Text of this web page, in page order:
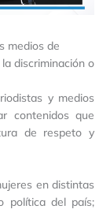
medios de
discriminación o
y medios
contenidos que
de respeto y
en distintas
política del país;